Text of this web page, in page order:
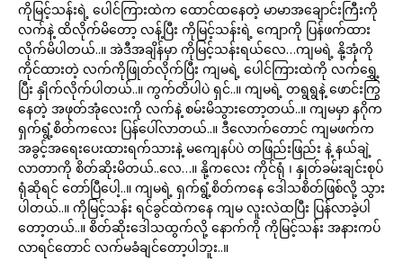
ကိုမြင့်သန်းရဲ့ ပေါင်ကြားထဲက ထောင်ထနေတဲ့ မာမာအချောင်းကြီးကို
လက်နဲ့ ထိလိုက်မိတော့ လန့်ပြီး ကိုမြင့်သန်းရဲ့ ကျောကို ပြန်ဖက်ထား
လိုက်မိပါတယ်..။ အဲဒီအချိန်မှာ ကိုမြင့်သန်းရယ်လေ…ကျမရဲ့ နို့အုံကို
ကိုင်ထားတဲ့ လက်ကိုဖြုတ်လိုက်ပြီး ကျမရဲ့ ပေါင်ကြားထဲကို လက်ရွှေ့
ပြီး နှိုက်လိုက်ပါတယ်..။ ကွက်တိပါပဲ ရှင်..။ ကျမရဲ့ တရွရွနဲ့ ဖောင်းကြွ
နေတဲ့ အဖုတ်အုံလေးကို လက်နဲ့ စမ်းမိသွားတော့တယ်..။ ကျမမှာ နဂိုက
ရှက်ရွံ့စိတ်ကလေး ပြန်ပေါ်လာတယ်..။ ဒီလောက်တောင် ကျမဖက်က
အခွင့်အရေးပေးထားရက်သားနဲ့ မကျေနပ်ပဲ တဖြည်းဖြည်း နဲ့ နယ်ချဲ့
လာတာကို စိတ်ဆိုးမိတယ်..လေ…။ နို့ကလေး ကိုင်ရုံ ၊ နှုတ်ခမ်းချင်းစုပ်
ရုံဆိုရင် တော်ပြီပေါ့..။ ကျမရဲ့ ရှက်ရွံ့စိတ်ကနေ ဒေါသစိတ်ဖြစ်လို့ သွား
ပါတယ်..။ ကိုမြင့်သန်း ရင်ခွင်ထဲကနေ ကျမ လူးလဲထပြီး ပြန်လာခဲ့ပါ
တော့တယ်..။ စိတ်ဆိုးဒေါသထွက်လို့ နောက်ကို ကိုမြင့်သန်း အနားကပ်
လာရင်တောင် လက်မခံချင်တော့ပါဘူး..။